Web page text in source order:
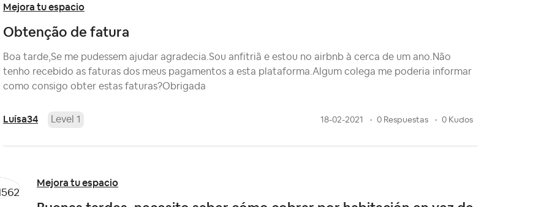
Mejora tu espacio
Obtenção de fatura
Boa tarde,Se me pudessem ajudar agradecia.Sou anfitriã e estou no airbnb à cerca de um ano.Não
tenho recebido as faturas dos meus pagamentos a esta plataforma.Algum colega me poderia informar
como consigo obter estas faturas?Obrigada
Luísa34 Level 1 18-02-2021 0 Respuestas 0 Kudos
Mejora tu espacio